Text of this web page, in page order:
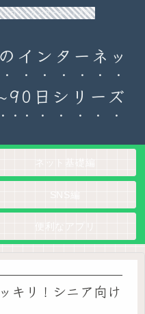
コン・インターネット入門
インターネッ
日シリーズ
キリ！シニア向け